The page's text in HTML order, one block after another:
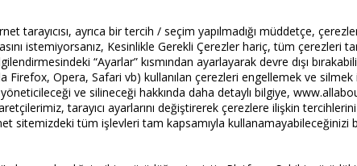
tarayıcısı, ayrıca bir tercih / seçim yapılmadığı müddetçe,
istemiyorsanız, Kesinlikle Gerekli Çerezler hariç, tüm çerezleri
“Ayarlar” kısmından ayarlayarak devre dışı
Opera, Safari vb) kullanılan çerezleri engellemek ve silmek
ve silineceği hakkında daha detaylı bilgiye,
tarayıcı ayarlarını değiştirerek çerezlere ilişkin
sitemizdeki tüm işlevleri tam kapsamıyla kullanamayabileceğinizi